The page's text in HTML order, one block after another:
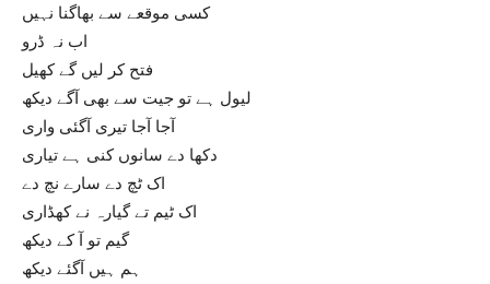
کسی موقعے سے بھاگنا نہیں
اب نہ ڈرو
فتح کر لیں گے کھیل
لیول ہے تو جیت سے بھی آگے دیکھ
آجا آجا تیری آگئی واری
دکھا دے سانوں کنی ہے تیاری
اک ٹچ دے سارے نچ دے
اک ٹیم تے گیارہ نے کھڈاری
گیم تو آ کے دیکھ
ہم ہیں آگئے دیکھ